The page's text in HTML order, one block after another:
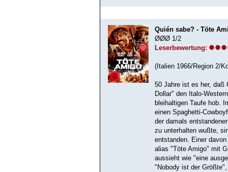
Quién sabe? - Töte
ØØØ 1/2
Leserbewertung:
(Italien 1966/Region 2/
50 Jahre ist es her, daß
Dollar" den Italo-
bleihaltigen Taufe hob.
einen Spaghetti-
der damals
zu unterhalten wußte,
entstanden. Einer
alias "Töte Amigo" mit
aussieht wie "eine
"Nobody ist der